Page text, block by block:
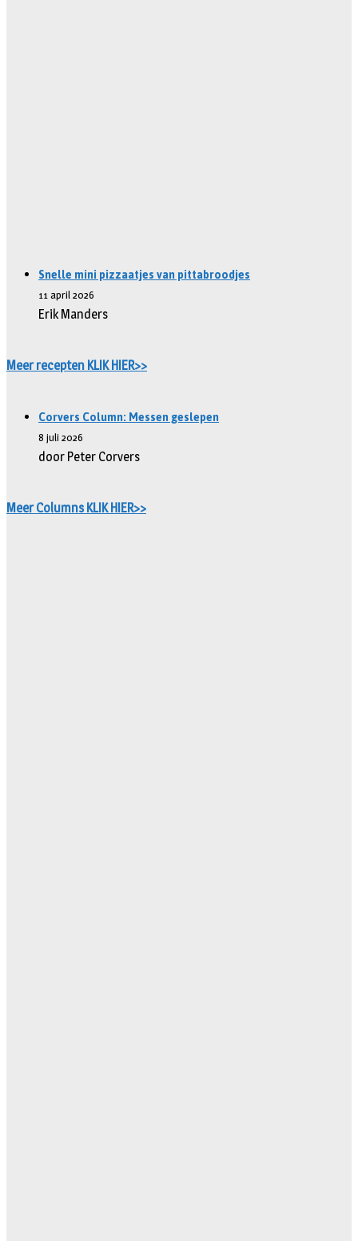
Snelle mini pizzaatjes van pittabroodjes
11 april 2026
Erik Manders
Meer recepten KLIK HIER>>
Corvers Column: Messen geslepen
8 juli 2026
door Peter Corvers
Meer Columns KLIK HIER>>